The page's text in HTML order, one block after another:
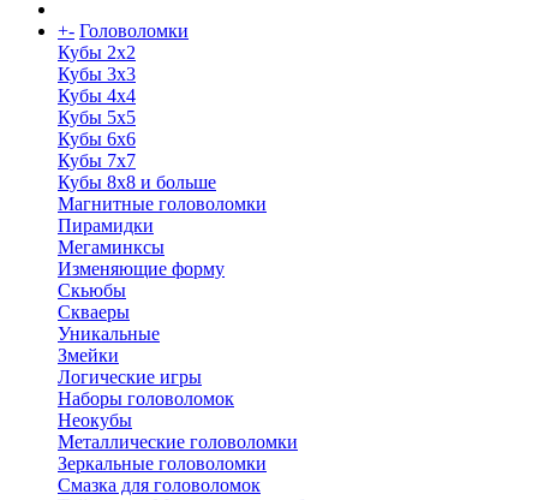
+- Головоломки
Кубы 2х2
Кубы 3х3
Кубы 4x4
Кубы 5х5
Кубы 6х6
Кубы 7х7
Кубы 8х8 и больше
Магнитные головоломки
Пирамидки
Мегаминксы
Изменяющие форму
Скьюбы
Скваеры
Уникальные
Змейки
Логические игры
Наборы головоломок
Неокубы
Металлические головоломки
Зеркальные головоломки
Смазка для головоломок